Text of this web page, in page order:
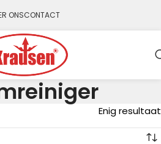
ONSCONTACT
Enig resultaat